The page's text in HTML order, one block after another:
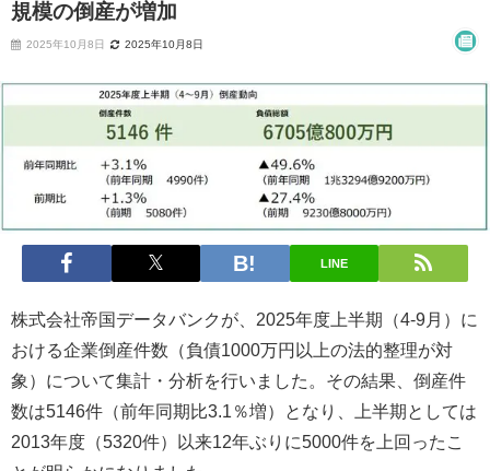
規模の倒産が増加
2025年10月8日 2025年10月8日
LINE
株式会社帝国データバンクが、2025年度上半期（4-9月）に
おける企業倒産件数（負債1000万円以上の法的整理が対
象）について集計・分析を行いました。その結果、倒産件
数は5146件（前年同期比3.1％増）となり、上半期としては
2013年度（5320件）以来12年ぶりに5000件を上回ったこ